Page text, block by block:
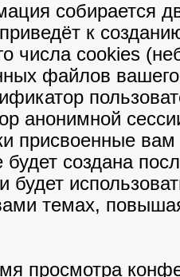
собирается
к
числа cookies
файлов
анонимной
присвоенные
будет создана
будет
темах,
просмотра